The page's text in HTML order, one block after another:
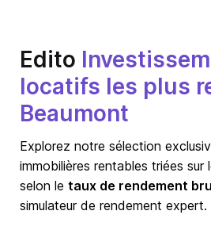
Edito
locatifs les plus
Beaumont
Explorez notre sélection
immobilières rentables triées sur
selon le taux de rendement
simulateur de rendement expert.